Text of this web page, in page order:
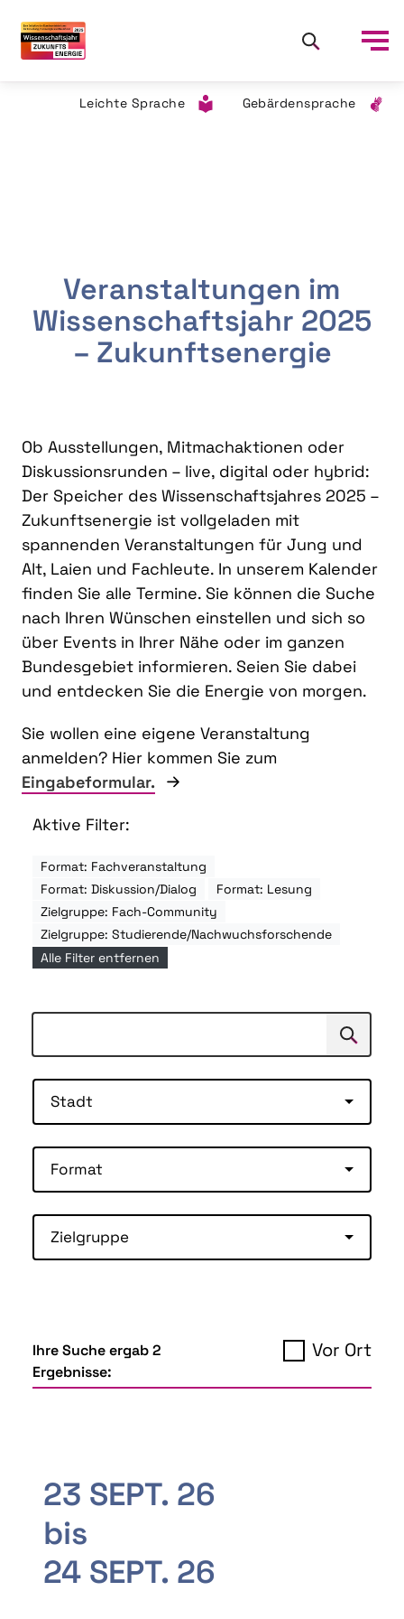
Leichte Sprache Gebärdensprache
Veranstaltungen im
Wissenschaftsjahr 2025
– Zukunftsenergie
Ob Ausstellungen, Mitmachaktionen oder
Diskussionsrunden – live, digital oder hybrid:
Der Speicher des Wissenschaftsjahres 2025 –
Zukunftsenergie ist vollgeladen mit
spannenden Veranstaltungen für Jung und
Alt, Laien und Fachleute. In unserem Kalender
finden Sie alle Termine. Sie können die Suche
nach Ihren Wünschen einstellen und sich so
über Events in Ihrer Nähe oder im ganzen
Bundesgebiet informieren. Seien Sie dabei
und entdecken Sie die Energie von morgen.
Sie wollen eine eigene Veranstaltung
anmelden? Hier kommen Sie zum
Eingabeformular.
Aktive Filter:
Format: Fachveranstaltung
Format: Diskussion/Dialog
Format: Lesung
Zielgruppe: Fach-Community
Zielgruppe: Studierende/Nachwuchsforschende
Alle Filter entfernen
Suchen
Stadt
Format
Zielgruppe
Ihre Suche ergab 2
Ergebnisse:
Vor Ort
23 SEPT. 26
bis
24 SEPT. 26